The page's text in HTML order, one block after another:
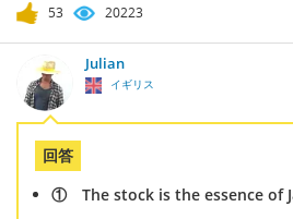
53 20223
Julian
イギリス
回答
① The stock is the essence of